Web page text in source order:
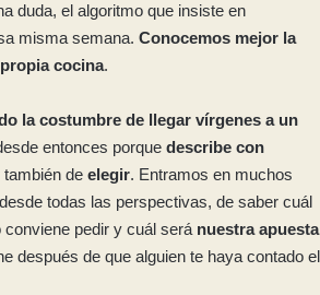
duda, el algoritmo que insiste en
misma semana. Conocemos mejor la
cocina.
la costumbre de llegar vírgenes a un
entonces porque describe con
también de elegir. Entramos en muchos
todas las perspectivas, de saber cuál
conviene pedir y cuál será nuestra apuesta
después de que alguien te haya contado el